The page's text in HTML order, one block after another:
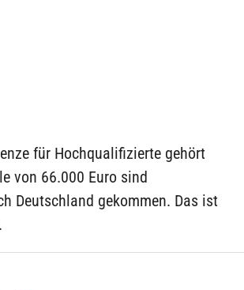
für Hochqualifizierte gehört
von 66.000 Euro sind
Deutschland gekommen. Das ist